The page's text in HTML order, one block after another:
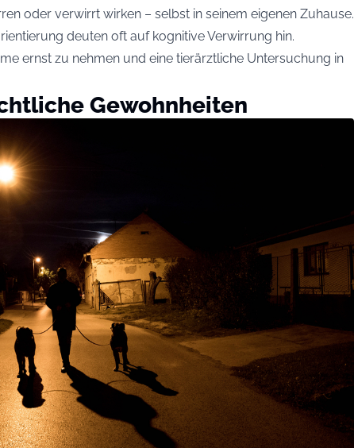
oder verwirrt wirken – selbst in seinem eigenen Zuhause.
deuten oft auf kognitive Verwirrung hin.
ernst zu nehmen und eine tierärztliche Untersuchung in
Gewohnheiten